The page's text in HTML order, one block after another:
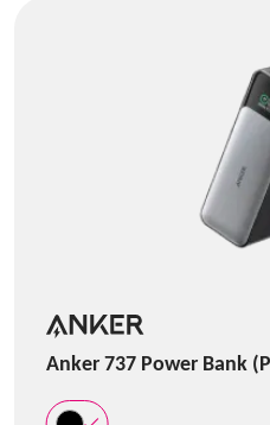
Anker 737 Power Bank